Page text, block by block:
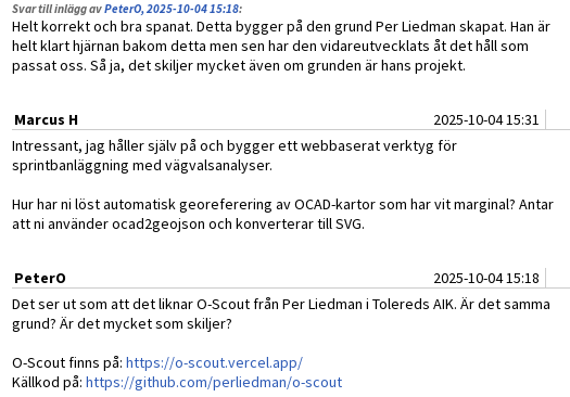
Svar till inlägg avPeterO, 2025-10-04 15:18:
Helt korrekt och bra spanat. Detta bygger på den grund Per Liedman skapat. Han är
helt klart hjärnan bakom detta men sen har den vidareutvecklats åt det håll som
passat oss. Så ja, det skiljer mycket även om grunden är hans projekt.
Marcus H 2025-10-04 15:31
Intressant, jag håller själv på och bygger ett webbaserat verktyg för
sprintbanläggning med vägvalsanalyser.
Hur har ni löst automatisk georeferering av OCAD-kartor som har vit marginal? Antar
att ni använder ocad2geojson och konverterar till SVG.
PeterO 2025-10-04 15:18
Det ser ut som att det liknar O-Scout från Per Liedman i Tolereds AIK. Är det samma
grund? Är det mycket som skiljer?
O-Scout finns på: https://o-scout.vercel.app/
Källkod på: https://github.com/perliedman/o-scout